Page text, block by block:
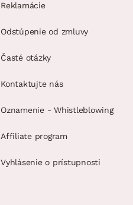
Reklamácie
Odstúpenie od zmluvy
Časté otázky
Kontaktujte nás
Oznamenie - Whistleblowing
Affiliate program
Vyhlásenie o prístupnosti